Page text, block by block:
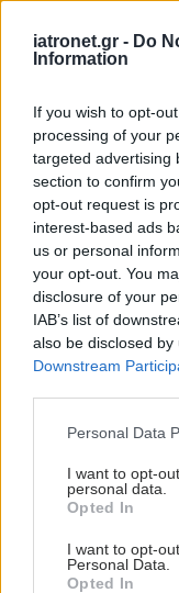
iatronet.gr - Do
Information
If you wish to opt-
processing of your
targeted advertising
section to confirm
opt-out request is
interest-based ads
us or personal
your opt-out. You
disclosure of your
IAB’s list of
also be disclosed
Downstream
Please note that
not limited to your
grant or deny
use your data for
consent section.
Personal Data
I want to opt-
personal data.
Opted In
I want to opt-
Personal Data.
Opted In
Ε.E.Σ: 8
νερό
Επηρεάζει η
συγκεκριμένων
Προσθέστε το
shares